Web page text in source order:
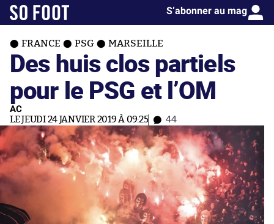
S’abonner au mag
FRANCE PSG MARSEILLE
Des huis clos partiels
pour le PSG et l’OM
AC
LE JEUDI 24 JANVIER 2019 À 09:25 44